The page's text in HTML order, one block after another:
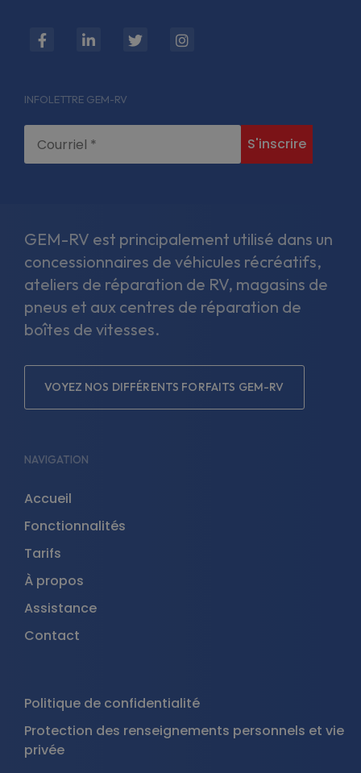
fab
f
fab
in
fab
fab
INFOLETTRE GEM-RV
GEM-RV est principalement utilisé dans un
concessionnaires de véhicules récréatifs,
ateliers de réparation de RV, magasins de
pneus et aux centres de réparation de
boîtes de vitesses.
VOYEZ NOS DIFFÉRENTS FORFAITS GEM-RV
NAVIGATION
Accueil
Fonctionnalités
Tarifs
À propos
Assistance
Contact
Politique de confidentialité
Protection des renseignements personnels et vie
privée